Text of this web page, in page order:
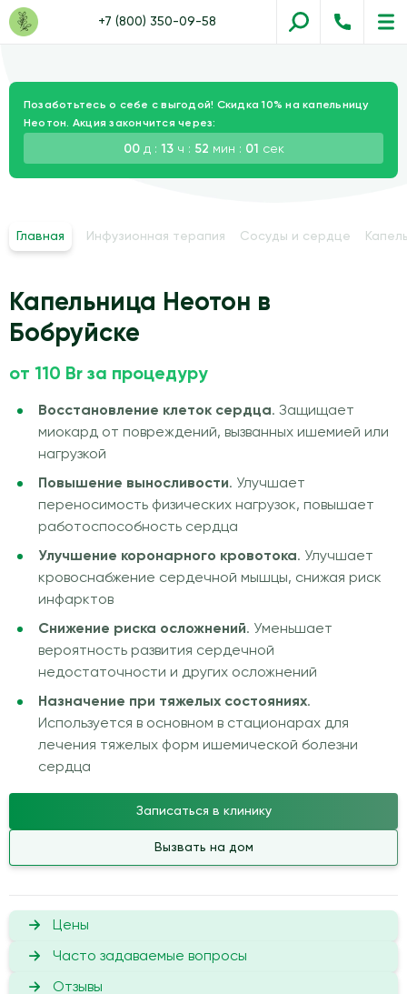
+7 (800) 350-09-58
Позаботьтесь о себе с выгодой! Скидка 10% на капельницу
Неотон. Акция закончится через:
00д : 13ч : 52мин : 00 сек
Главная Инфузионная терапия Сосуды и сердце
Капельница Неотон в
Бобруйске
от 110 Br за процедуру
Восстановление клеток сердца. Защищает
миокард от повреждений, вызванных ишемией или
нагрузкой
Повышение выносливости. Улучшает
переносимость физических нагрузок, повышает
работоспособность сердца
Улучшение коронарного кровотока. Улучшает
кровоснабжение сердечной мышцы, снижая риск
инфарктов
Снижение риска осложнений. Уменьшает
вероятность развития сердечной
недостаточности и других осложнений
Назначение при тяжелых состояниях.
Используется в основном в стационарах для
лечения тяжелых форм ишемической болезни
сердца
Записаться в клинику
Вызвать на дом
Цены
Часто задаваемые вопросы
Отзывы